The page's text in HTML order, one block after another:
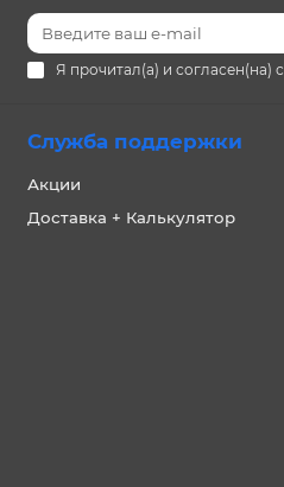
Я прочитал(а) и согласен(на)
Служба поддержки
Акции
Доставка + Калькулятор